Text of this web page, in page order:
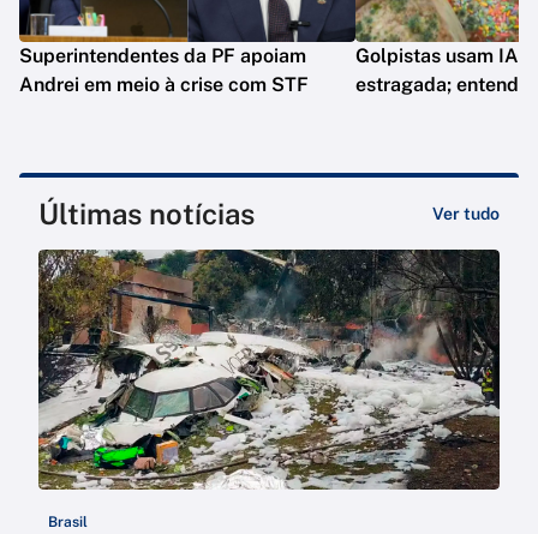
Superintendentes da PF apoiam
Andrei em meio à crise com STF
Golpistas usam IA
estragada; entenda
Últimas notícias Ver tudo
Brasil